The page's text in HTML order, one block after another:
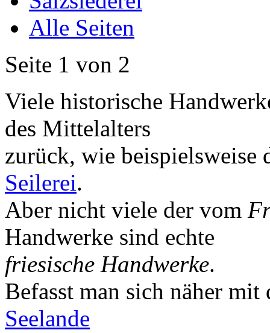
Alle Seiten
Seite 1 von 2
Viele historische
des Mittelalters
zurück, wie beispielsweise
Seilerei.
Aber nicht viele der vom
Handwerke sind echte
friesische Handwerke.
Befasst man sich näher
Seelande